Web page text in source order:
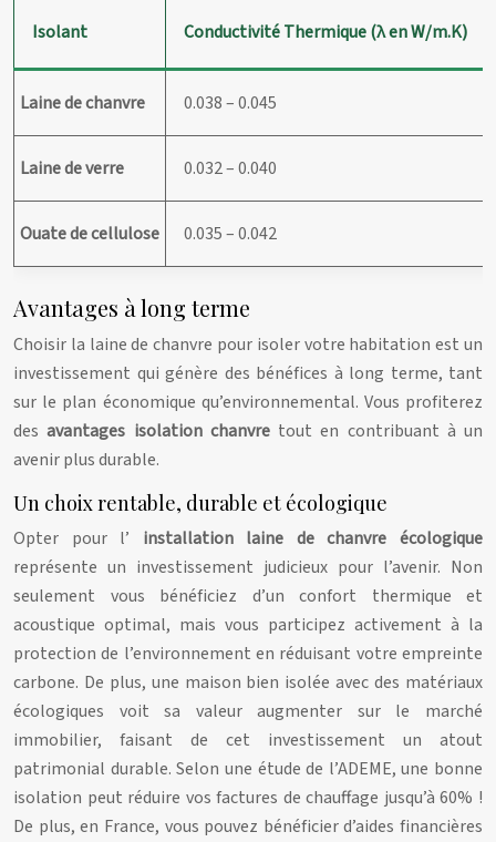
Isolant Conductivité Thermique (λ en W/m.K)
Laine de chanvre 0.038 – 0.045
Laine de verre 0.032 – 0.040
Ouate de cellulose 0.035 – 0.042
Avantages à long terme
Choisir la laine de chanvre pour isoler votre habitation est un
investissement qui génère des bénéfices à long terme, tant
sur le plan économique qu’environnemental. Vous profiterez
desavantages isolation chanvre tout en contribuant à un
avenir plus durable.
Un choix rentable, durable et écologique
Opter pour l’ installation laine de chanvre écologique
représente un investissement judicieux pour l’avenir. Non
seulement vous bénéficiez d’un confort thermique et
acoustique optimal, mais vous participez activement à la
protection de l’environnement en réduisant votre empreinte
carbone. De plus, une maison bien isolée avec des matériaux
écologiques voit sa valeur augmenter sur le marché
immobilier, faisant de cet investissement un atout
patrimonial durable. Selon une étude de l’ADEME, une bonne
isolation peut réduire vos factures de chauffage jusqu’à 60% !
De plus, en France, vous pouvez bénéficier d’aides financières